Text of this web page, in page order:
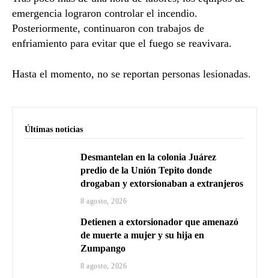
emergencia lograron controlar el incendio.
Posteriormente, continuaron con trabajos de
enfriamiento para evitar que el fuego se reavivara.
Hasta el momento, no se reportan personas lesionadas.
Últimas noticias
Desmantelan en la colonia Juárez
predio de la Unión Tepito donde
drogaban y extorsionaban a extranjeros
8 agosto, 2026
Detienen a extorsionador que amenazó
de muerte a mujer y su hija en
Zumpango
8 agosto, 2026